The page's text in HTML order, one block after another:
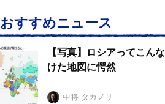
おすすめニュース
【写真】ロシアってこん
けた地図に愕然
中将 タカノリ